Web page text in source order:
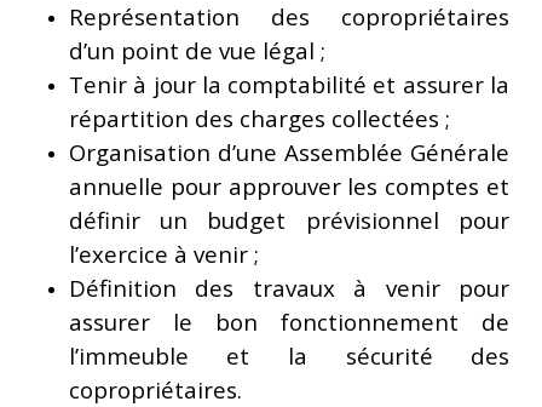
Représentation des copropriétaires
d’un point de vue légal ;
Tenir à jour la comptabilité et assurer la
répartition des charges collectées ;
Organisation d’une Assemblée Générale
annuelle pour approuver les comptes et
définir un budget prévisionnel pour
l’exercice à venir ;
Définition des travaux à venir pour
assurer le bon fonctionnement de
l’immeuble et la sécurité des
copropriétaires.